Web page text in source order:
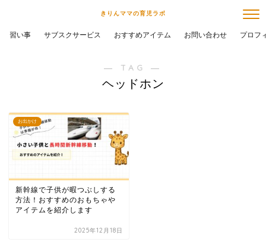
きりんママの育児ラボ
習い事 サブスクサービス おすすめアイテム お問い合わせ プロフ
― TAG ―
ヘッドホン
お出かけ
新幹線で子供が暇つぶしする
方法！おすすめのおもちゃや
アイテムを紹介します
2025年12月18日